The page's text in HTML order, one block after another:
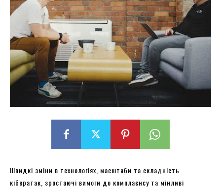
Швидкі зміни в технологіях, масштаби та складність
кібератак, зростаючі вимоги до комплаєнсу та мінливі